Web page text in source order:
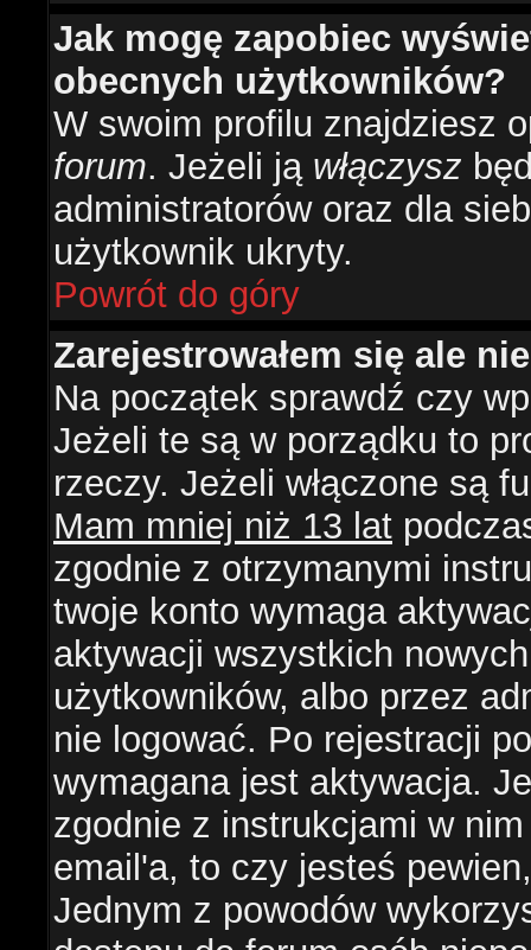
Jak mogę zapobiec
obecnych użytkowników?
W swoim profilu znajdziesz
forum. Jeżeli ją włączysz
administratorów oraz dla
użytkownik ukryty.
Powrót do góry
Zarejestrowałem się ale
Na początek sprawdź czy
Jeżeli te są w porządku to
rzeczy. Jeżeli włączone są
Mam mniej niż 13 lat
zgodnie z otrzymanymi
twoje konto wymaga
aktywacji wszystkich
użytkowników, albo przez
nie logować. Po rejestracji
wymagana jest aktywacja.
zgodnie z instrukcjami w
email'a, to czy jesteś
Jednym z powodów